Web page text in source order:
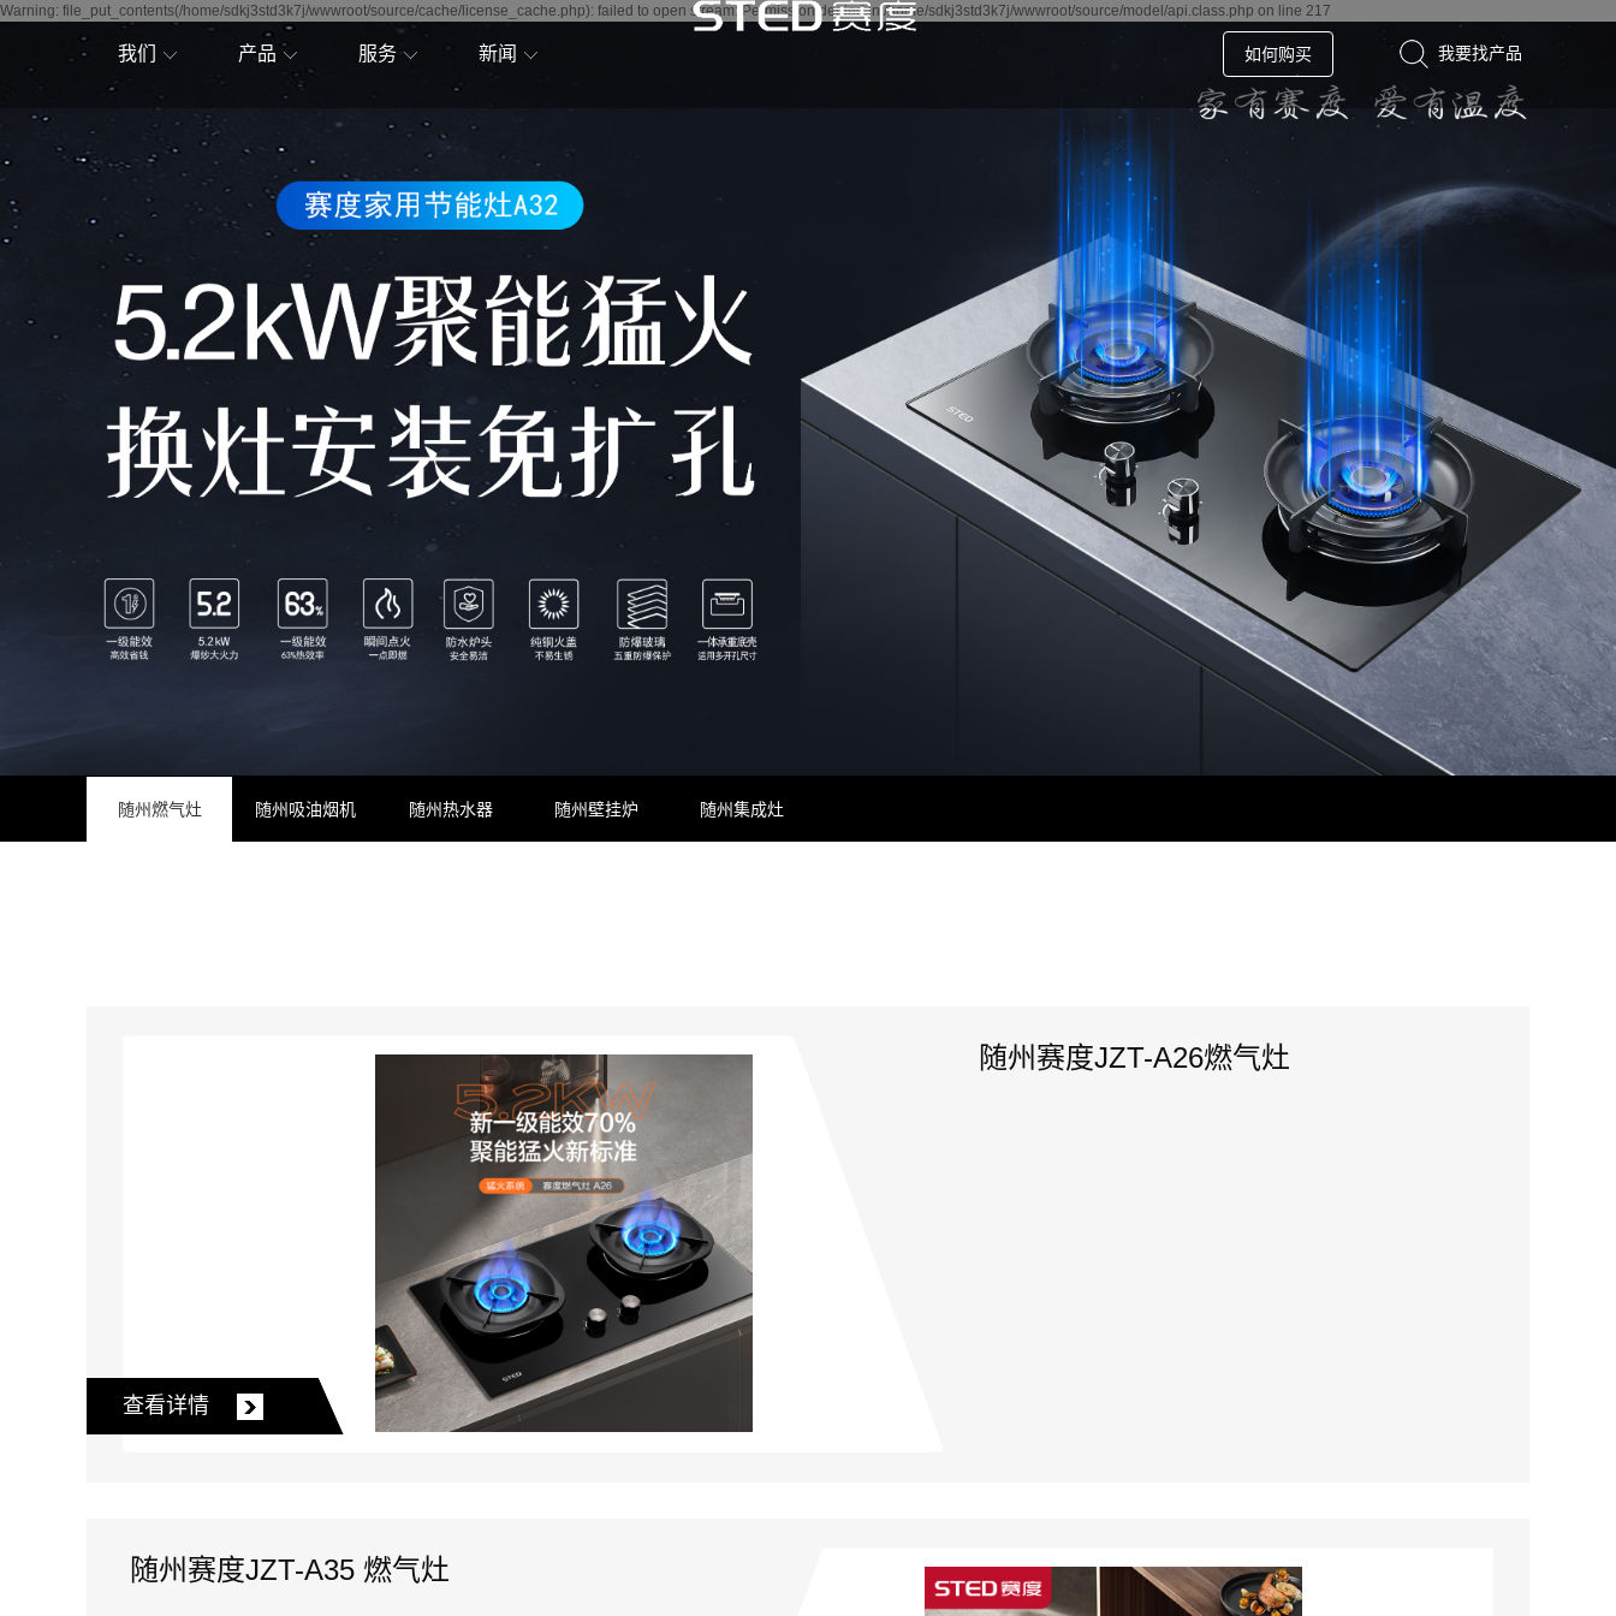
Warning: file_put_contents(/home/sdkj3std3k7j/wwwroot/source/cache/license_cache.php): failed to open stream: Permission denied in /home/sdkj3std3k7j/wwwroot/source/model/api.class.php on line 217
我们
赛度简介
加入赛度
寻求合作
赛度历程
赛度战略
产品
燃气灶
热水器
集成灶
服务
售后服务
联系我们
帮助中心
新闻
公司新闻
行业资讯
技术资讯
如何购买
随州燃气灶 随州吸油烟机 随州热水器 随州壁挂炉 随州集成灶
随州赛度JZT-A26燃气灶
查看详情
随州赛度JZT-A35 燃气灶